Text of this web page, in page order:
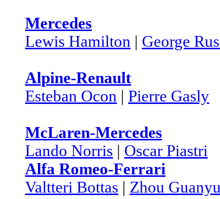
Mercedes
Lewis Hamilton | George
Alpine-Renault
Esteban Ocon | Pierre Gasly
McLaren-Mercedes
Lando Norris | Oscar Piastri
Alfa Romeo-Ferrari
Valtteri Bottas | Zhou